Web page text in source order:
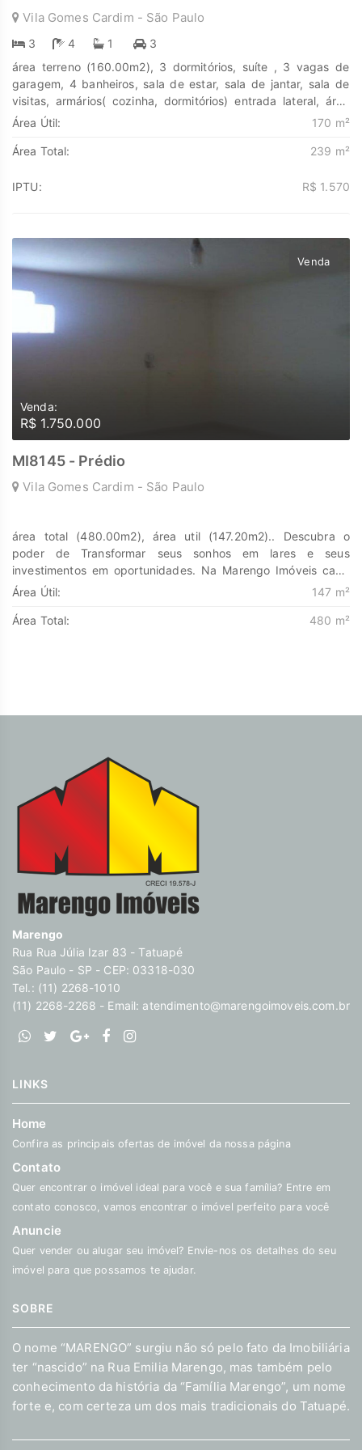
Vila Gomes Cardim - São Paulo
3 4 1
3
área terreno (160.00m2), 3 dormitórios, suíte , 3 vagas de
garagem, 4 banheiros, sala de estar, sala de jantar, sala de
visitas, armários( cozinha, dormitórios) entrada lateral, área
serviço, quintal lateral, cozinha, dependência de empregada..
seus investimentos em oportunidades. Na Marengo Imóveis
o lugar onde sua história irá brilhar.
Área Útil: 170 m²
Área Total: 239 m²
IPTU: R$ 1.570
Venda
Venda:
R$ 1.750.000
MI8145 - Prédio
Vila Gomes Cardim - São Paulo
área total (480.00m2), área util (147.20m2).. Descubra o
poder de Transformar seus sonhos em lares e seus
investimentos em oportunidades. Na Marengo Imóveis cada
passo é uma nova jornada, confie em nós para encontrar o
www.marengoimoveis.com.br 11-99203-8087
Área Útil: 147 m²
Área Total: 480 m²
Marengo
Rua Rua Júlia Izar 83 - Tatuapé
São Paulo - SP - CEP: 03318-030
Tel.: (11) 2268-1010
(11) 2268-2268 - Email: atendimento@marengoimoveis.com.br
LINKS
Home
Confira as principais ofertas de imóvel da nossa página
Contato
Quer encontrar o imóvel ideal para você e sua família? Entre em
contato conosco, vamos encontrar o imóvel perfeito para você
Anuncie
Quer vender ou alugar seu imóvel? Envie-nos os detalhes do seu
imóvel para que possamos te ajudar.
SOBRE
O nome “MARENGO” surgiu não só pelo fato da Imobiliária
ter “nascido” na Rua Emilia Marengo, mas também pelo
conhecimento da história da “Família Marengo”, um nome
forte e, com certeza um dos mais tradicionais do Tatuapé.